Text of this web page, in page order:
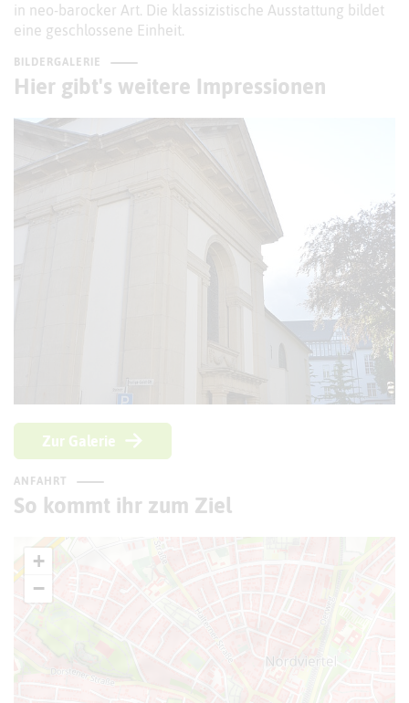
in neo-barocker Art. Die klassizistische Ausstattung bildet
eine geschlossene Einheit.
BILDERGALERIE
Hier gibt's weitere Impressionen
Zur Galerie
ANFAHRT
So kommt ihr zum Ziel
+
−